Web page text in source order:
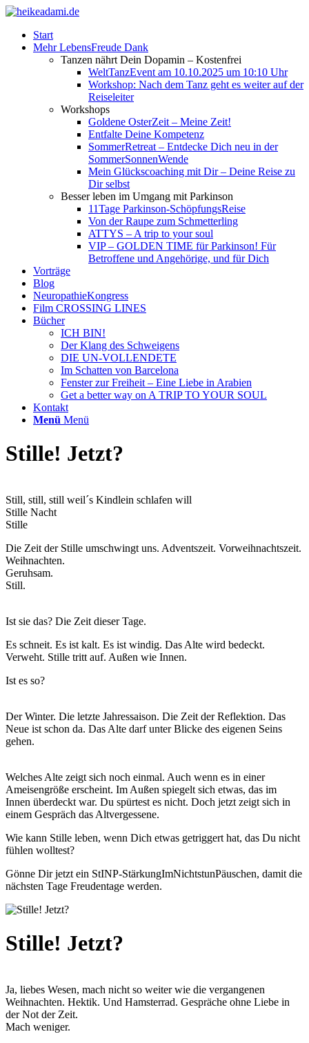
Start
Mehr LebensFreude Dank
Tanzen nährt Dein Dopamin – Kostenfrei
WeltTanzEvent am 10.10.2025 um 10:10 Uhr
Workshop: Nach dem Tanz geht es weiter auf der
Reiseleiter
Workshops
Goldene OsterZeit – Meine Zeit!
Entfalte Deine Kompetenz
SommerRetreat – Entdecke Dich neu in der
SommerSonnenWende
Mein Glückscoaching mit Dir – Deine Reise zu
Dir selbst
Besser leben im Umgang mit Parkinson
11Tage Parkinson-SchöpfungsReise
Von der Raupe zum Schmetterling
ATTYS – A trip to your soul
VIP – GOLDEN TIME für Parkinson! Für
Betroffene und Angehörige, und für Dich
Vorträge
Blog
NeuropathieKongress
Film CROSSING LINES
Bücher
ICH BIN!
Der Klang des Schweigens
DIE UN-VOLLENDETE
Im Schatten von Barcelona
Fenster zur Freiheit – Eine Liebe in Arabien
Get a better way on A TRIP TO YOUR SOUL
Kontakt
Menü Menü
Stille! Jetzt?
Still, still, still weil´s Kindlein schlafen will
Stille Nacht
Stille
Die Zeit der Stille umschwingt uns. Adventszeit. Vorweihnachtszeit.
Weihnachten.
Geruhsam.
Still.
Ist sie das? Die Zeit dieser Tage.
Es schneit. Es ist kalt. Es ist windig. Das Alte wird bedeckt.
Verweht. Stille tritt auf. Außen wie Innen.
Ist es so?
Der Winter. Die letzte Jahressaison. Die Zeit der Reflektion. Das
Neue ist schon da. Das Alte darf unter Blicke des eigenen Seins
gehen.
Welches Alte zeigt sich noch einmal. Auch wenn es in einer
Ameisengröße erscheint. Im Außen spiegelt sich etwas, das im
Innen überdeckt war. Du spürtest es nicht. Doch jetzt zeigt sich in
einem Gespräch das Altvergessene.
Wie kann Stille leben, wenn Dich etwas getriggert hat, das Du nicht
fühlen wolltest?
Gönne Dir jetzt ein StINP-StärkungImNichtstunPäuschen, damit die
nächsten Tage Freudentage werden.
Stille! Jetzt?
Ja, liebes Wesen, mach nicht so weiter wie die vergangenen
Weihnachten. Hektik. Und Hamsterrad. Gespräche ohne Liebe in
der Not der Zeit.
Mach weniger.